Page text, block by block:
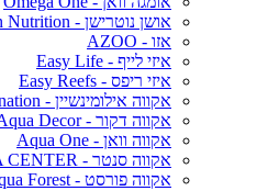
אושן נוטרישן - Ocean Nutrition
אזו - AZOO
איזי לייף - Easy Life
איזי ריפס - Easy Reefs
אקווה אילומינשיין - AI Aqua Illumination
אקווה דקור - Aqua Decor
אקווה וואן - Aqua One
אקווה סנטר - AQUA CENTER
אקווה פורסט - Aqua Forest